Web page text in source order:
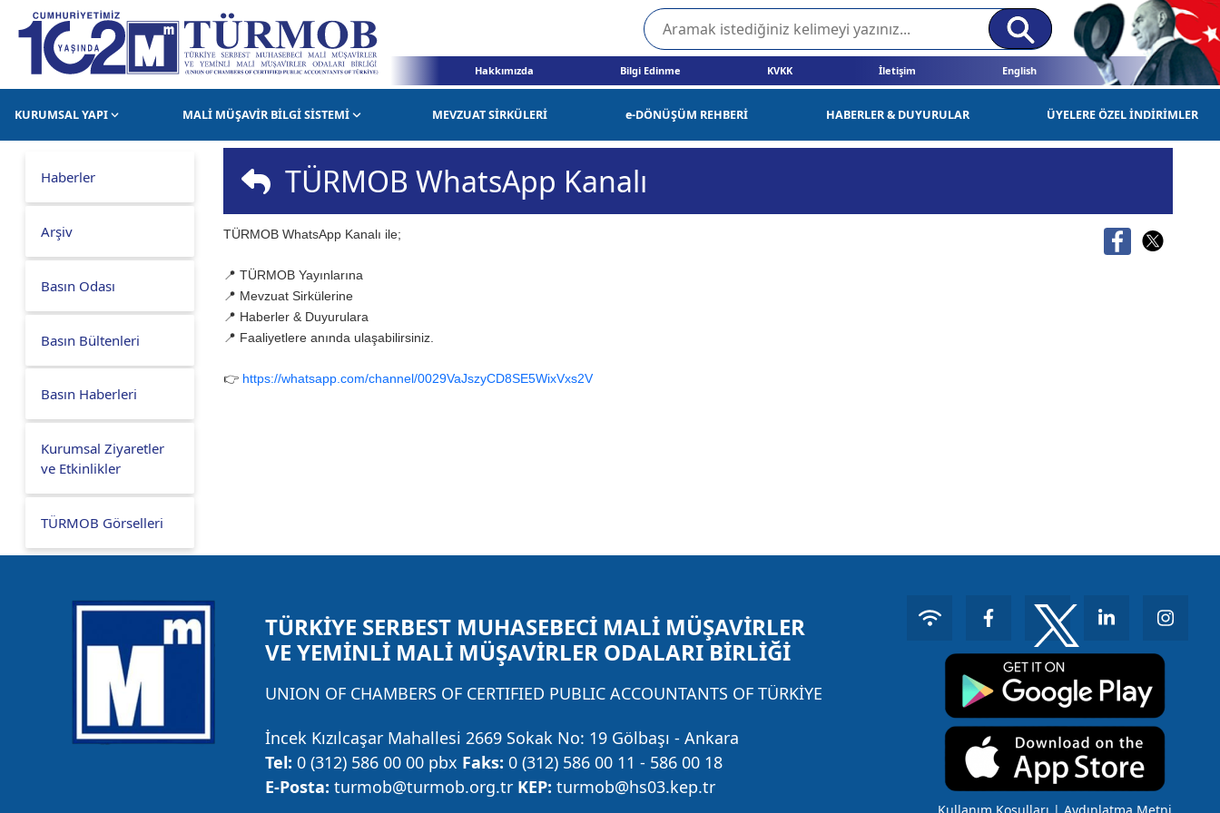
Hakkımızda Bilgi Edinme KVKK İletişim English
KURUMSAL YAPI MALİ MÜŞAVİR BİLGİ SİSTEMİ MEVZUAT SİRKÜLERİ e-DÖNÜŞÜM REHBERİ HABERLER & DUYURULAR ÜYELERE ÖZEL İNDİRİMLER
Haberler
Arşiv
Basın Odası
Basın Bültenleri
Basın Haberleri
Kurumsal Ziyaretler
ve Etkinlikler
TÜRMOB Görselleri
TÜRMOB WhatsApp Kanalı
TÜRMOB WhatsApp Kanalı ile;
📍 TÜRMOB Yayınlarına
📍 Mevzuat Sirkülerine
📍 Haberler & Duyurulara
📍 Faaliyetlere anında ulaşabilirsiniz.
👉 https://whatsapp.com/channel/0029VaJszyCD8SE5WixVxs2V
TÜRKİYE SERBEST MUHASEBECİ MALİ MÜŞAVİRLER
VE YEMİNLİ MALİ MÜŞAVİRLER ODALARI BİRLİĞİ
UNION OF CHAMBERS OF CERTIFIED PUBLIC ACCOUNTANTS OF TÜRKİYE
İncek Kızılcaşar Mahallesi 2669 Sokak No: 19 Gölbaşı - Ankara
Tel: 0 (312) 586 00 00 pbx Faks: 0 (312) 586 00 11 - 586 00 18
E-Posta: turmob@turmob.org.tr KEP: turmob@hs03.kep.tr